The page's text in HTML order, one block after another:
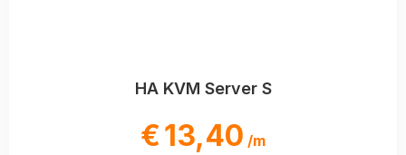
HA KVM Server S
€13,40 /m